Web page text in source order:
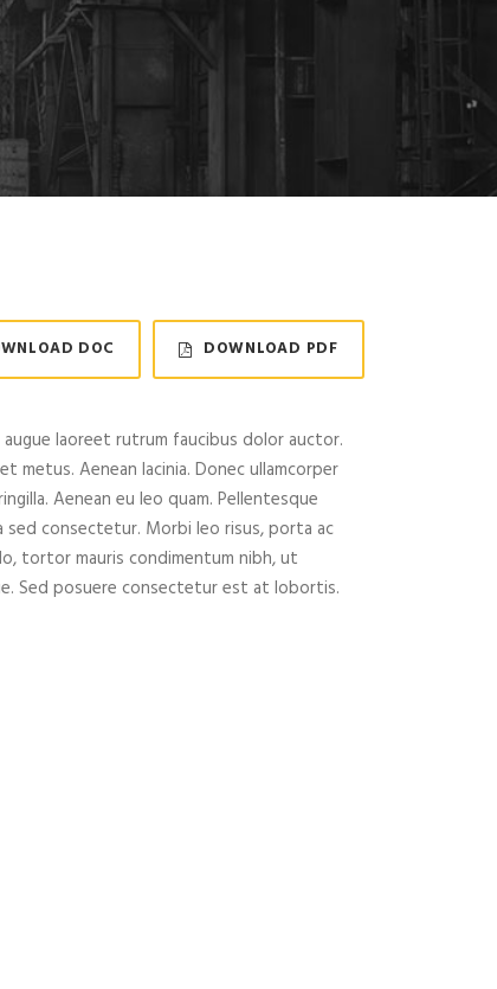
DOC DOWNLOAD PDF
augue laoreet rutrum faucibus dolor auctor.
metus. Aenean lacinia. Donec ullamcorper
Aenean eu leo quam. Pellentesque
sed consectetur. Morbi leo risus, porta ac
tortor mauris condimentum nibh, ut
Sed posuere consectetur est at lobortis.